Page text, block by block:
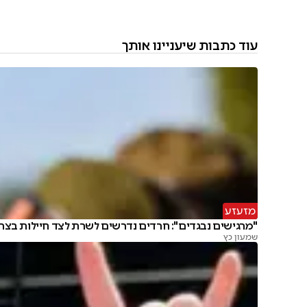
עוד כתבות שיעניינו אותך
מזעזע
"מרגישים נבגדים": חרדים נדרשים לשרת לצד חיילות
שמעון כץ